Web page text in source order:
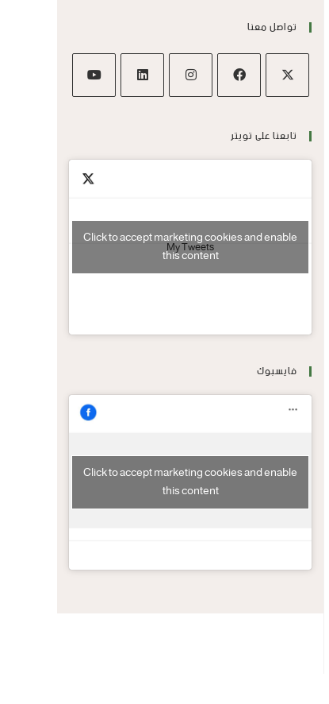
تواصل معنا
تابعنا على تويتر
My Tweets
Click to accept marketing cookies and enable
this content
فايسبوك
Click to accept marketing cookies and enable
this content